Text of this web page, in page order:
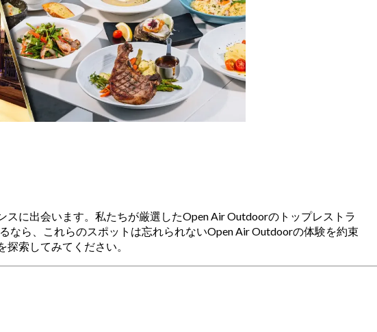
に出会います。私たちが厳選したOpen Air Outdoorのトップレストラ
ら、これらのスポットは忘れられないOpen Air Outdoorの体験を約束
索してみてください。